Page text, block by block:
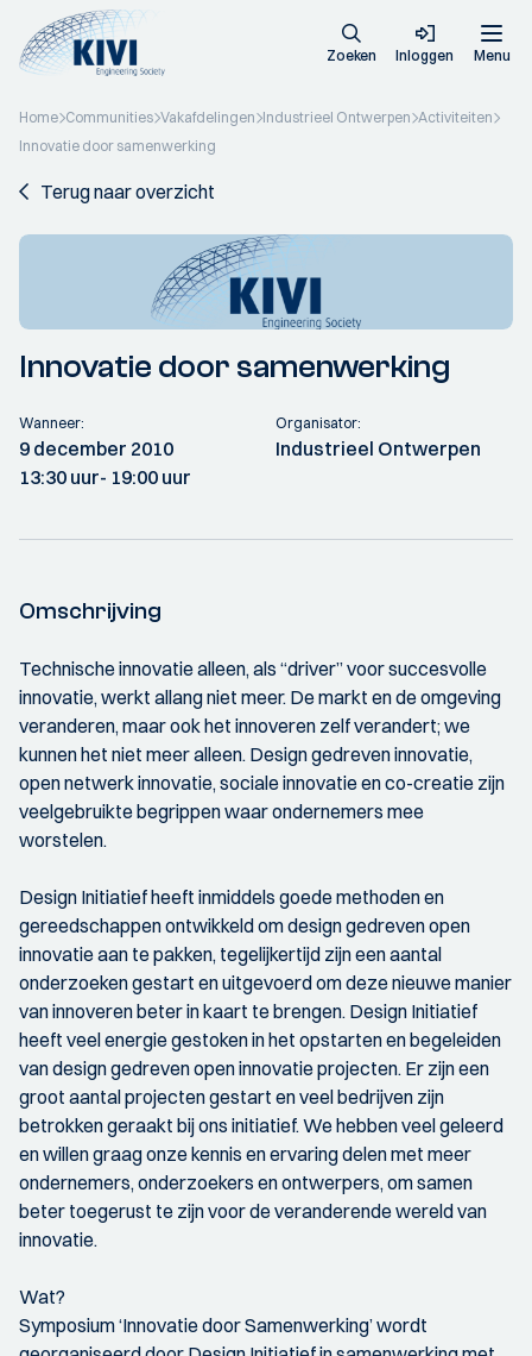
Zoeken Inloggen Menu
Home Communities Vakafdelingen Industrieel Ontwerpen Activiteiten
Innovatie door samenwerking
Terug naar overzicht
Innovatie door samenwerking
Wanneer:
9 december 2010
13:30 uur- 19:00 uur
Organisator:
Industrieel Ontwerpen
Omschrijving
Technische innovatie alleen, als “driver” voor succesvolle
innovatie, werkt allang niet meer. De markt en de omgeving
veranderen, maar ook het innoveren zelf verandert; we
kunnen het niet meer alleen. Design gedreven innovatie,
open netwerk innovatie, sociale innovatie en co-creatie zijn
veelgebruikte begrippen waar ondernemers mee
worstelen.
Design Initiatief heeft inmiddels goede methoden en
gereedschappen ontwikkeld om design gedreven open
innovatie aan te pakken, tegelijkertijd zijn een aantal
onderzoeken gestart en uitgevoerd om deze nieuwe manier
van innoveren beter in kaart te brengen. Design Initiatief
heeft veel energie gestoken in het opstarten en begeleiden
van design gedreven open innovatie projecten. Er zijn een
groot aantal projecten gestart en veel bedrijven zijn
betrokken geraakt bij ons initiatief. We hebben veel geleerd
en willen graag onze kennis en ervaring delen met meer
ondernemers, onderzoekers en ontwerpers, om samen
beter toegerust te zijn voor de veranderende wereld van
innovatie.
Wat?
Symposium ‘Innovatie door Samenwerking’ wordt